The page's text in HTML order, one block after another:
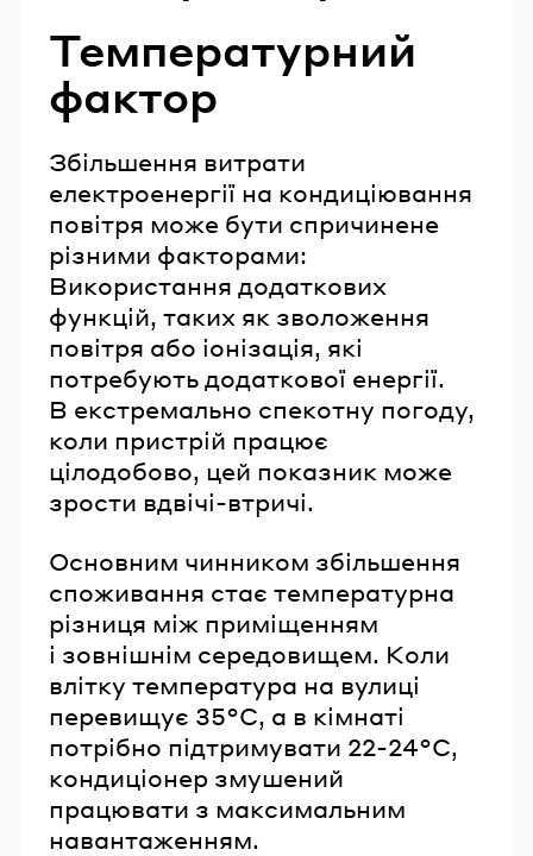
Температурний
фактор
Збільшення витрати
електроенергії на кондиціювання
повітря може бути спричинене
різними факторами:
Використання додаткових
функцій, таких як зволоження
повітря або іонізація, які
потребують додаткової енергії.
В екстремально спекотну погоду,
коли пристрій працює
цілодобово, цей показник може
зрости вдвічі-втричі.
Основним чинником збільшення
споживання стає температурна
різниця між приміщенням
і зовнішнім середовищем. Коли
влітку температура на вулиці
перевищує 35°C, а в кімнаті
потрібно підтримувати 22-24°C,
кондиціонер змушений
працювати з максимальним
навантаженням.